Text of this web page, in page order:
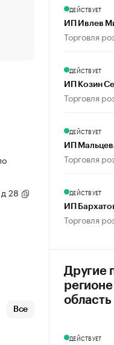
Что обвинения
пользователей
28
Все
ДЕЙСТВУЕТ
ИП Ивлев
Торговля
ДЕЙСТВУЕТ
ИП Козин
Торговля
ДЕЙСТВУЕТ
ИП
Торговля
ДЕЙСТВУЕТ
ИП
Торговля
Другие
область
ДЕЙСТВУЕТ